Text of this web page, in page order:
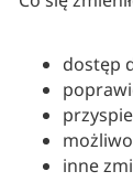
dostęp
inne